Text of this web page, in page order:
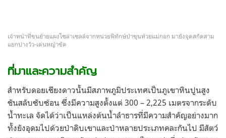
เจ้าหน้าที่ขนย้ายแผงโซล่าเซลล์จากหน่วยพิทักษ์ป่าขุนห้วยแม่กอก มายังจุดสกัดสาม
แยกปางวัว-เด่นหญ้าขัด
ที่มาและความสำคัญ
สำหรับดอยเชียงดาวนั้นมีสภาพภูมิประเทศเป็นภูเขาหินปูนสูง
ชันสลับซับซ้อน ซึ่งมีความสูงตั้งแต่ 300 – 2,225 เมตรจากระดับ
น้ำทะเล จัดได้ว่าเป็นแหล่งต้นน้ำลำธารที่มีความสำคัญอย่างมาก
ทั้งยังอุดมไปด้วยป่าดิบเขาและป่าหลายประเภทคละกันไป มีสัตว์